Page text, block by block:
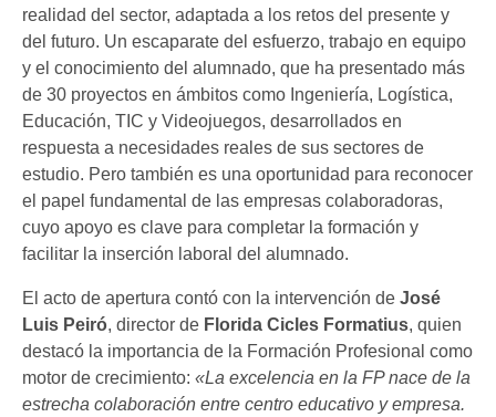
realidad del sector, adaptada a los retos del presente y
del futuro. Un escaparate del esfuerzo, trabajo en equipo
y el conocimiento del alumnado, que ha presentado más
de 30 proyectos en ámbitos como Ingeniería, Logística,
Educación, TIC y Videojuegos, desarrollados en
respuesta a necesidades reales de sus sectores de
estudio. Pero también es una oportunidad para reconocer
el papel fundamental de las empresas colaboradoras,
cuyo apoyo es clave para completar la formación y
facilitar la inserción laboral del alumnado.
El acto de apertura contó con la intervención de José
Luis Peiró, director de Florida Cicles Formatius, quien
destacó la importancia de la Formación Profesional como
motor de crecimiento: «La excelencia en la FP nace de la
estrecha colaboración entre centro educativo y empresa.